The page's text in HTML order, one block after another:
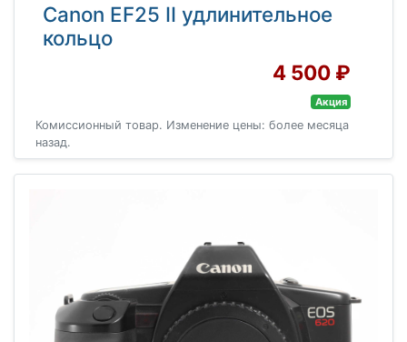
Canon EF25 II удлинительное
кольцо
4 500 ₽
Акция
Комиссионный товар. Изменение цены: более месяца
назад.